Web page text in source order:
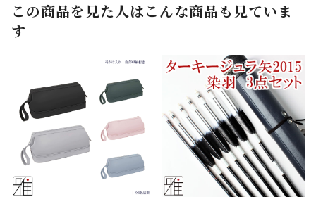
この商品を見た人はこんな商品も見ていま
す